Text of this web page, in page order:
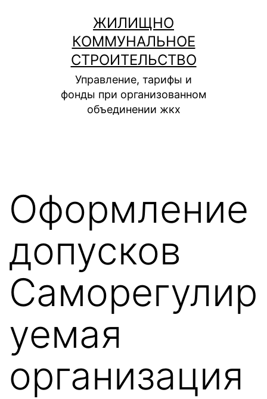
содержимому
ЖИЛИЩНО
КОММУНАЛЬНОЕ
СТРОИТЕЛЬСТВО
Управление, тарифы и
фонды при организованном
объединении жкх
Оформление
допусков
Саморегулир
уемая
организация